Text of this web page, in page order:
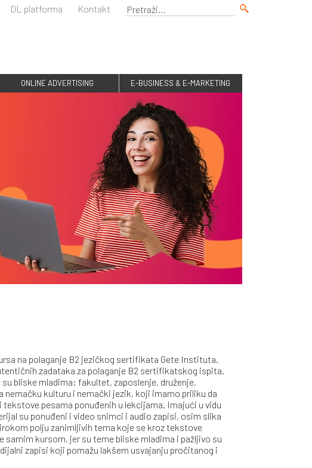
DL platforma Kontakt
ONLINE ADVERTISING E-BUSINESS & E-MARKETING
na polaganje B2 jezičkog sertifikata Gete Instituta.
zadataka za polaganje B2 sertifikatskog ispita.
bliske mladima: fakultet, zaposlenje, druženje,
nemačku kulturu i nemački jezik, koji imamo priliku da
pesama ponuđenih u lekcijama. Imajući u vidu
su ponuđeni i video snimci i audio zapisi, osim slika
polju zanimljivih tema koje se kroz tekstove
samim kursom, jer su teme bliske mladima i pažljivo su
zapisi koji pomažu lakšem usvajanju pročitanog i